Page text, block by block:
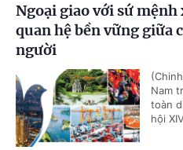
Ngoại giao với sứ
quan hệ bền vững giữa
người
Nam
toàn
hội